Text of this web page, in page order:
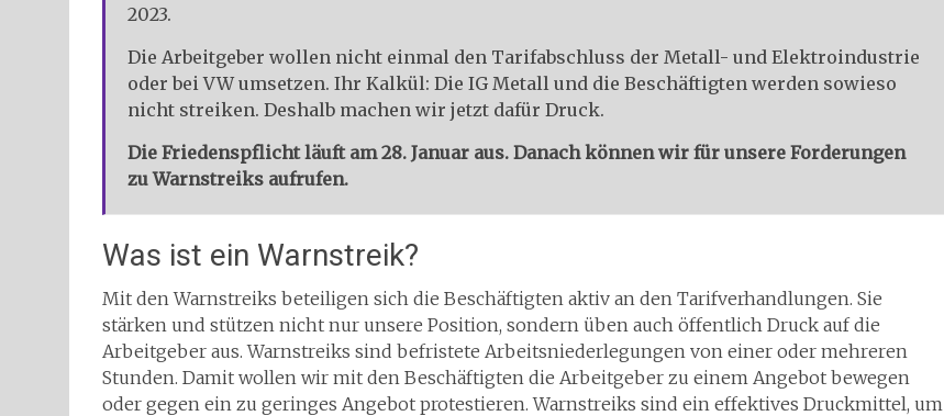
2023.
Die Arbeitgeber wollen nicht einmal den Tarifabschluss der Metall- und Elektroindustrie
oder bei VW umsetzen. Ihr Kalkül: Die IG Metall und die Beschäftigten werden sowieso
nicht streiken. Deshalb machen wir jetzt dafür Druck.
Die Friedenspflicht läuft am 28. Januar aus. Danach können wir für unsere Forderungen
zu Warnstreiks aufrufen.
Was ist ein Warnstreik?
Mit den Warnstreiks beteiligen sich die Beschäftigten aktiv an den Tarifverhandlungen. Sie
stärken und stützen nicht nur unsere Position, sondern üben auch öffentlich Druck auf die
Arbeitgeber aus. Warnstreiks sind befristete Arbeitsniederlegungen von einer oder mehreren
Stunden. Damit wollen wir mit den Beschäftigten die Arbeitgeber zu einem Angebot bewegen
oder gegen ein zu geringes Angebot protestieren. Warnstreiks sind ein effektives Druckmittel, um